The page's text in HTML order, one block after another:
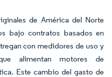
de América del Norte
bajo contratos basados en
con medidores de uso y
alimentan motores de
Este cambio del gasto de